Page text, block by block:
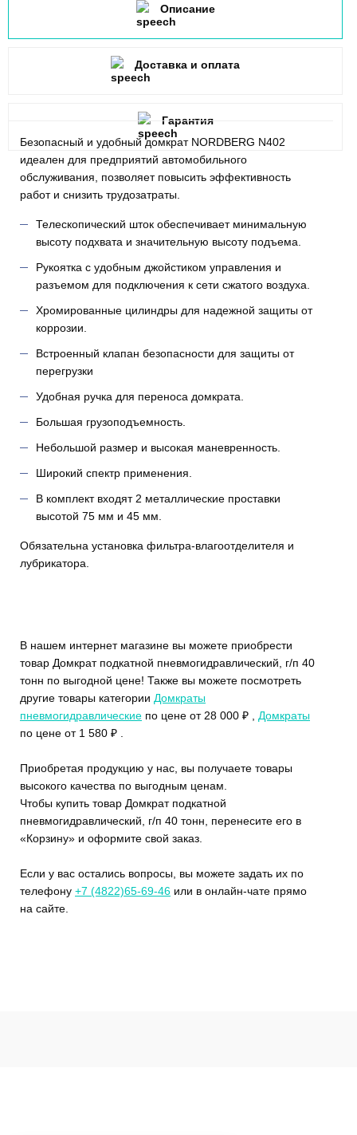
Описание
Безопасный и удобный домкрат NORDBERG N402
идеален для предприятий автомобильного
обслуживания, позволяет повысить эффективность
работ и снизить трудозатраты.
Телескопический шток обеспечивает минимальную
высоту подхвата и значительную высоту подъема.
Рукоятка с удобным джойстиком управления и
разъемом для подключения к сети сжатого воздуха.
Хромированные цилиндры для надежной защиты от
коррозии.
Встроенный клапан безопасности для защиты от
перегрузки
Удобная ручка для переноса домкрата.
Большая грузоподъемность.
Небольшой размер и высокая маневренность.
Широкий спектр применения.
В комплект входят 2 металлические проставки
высотой 75 мм и 45 мм.
Обязательна установка фильтра-влагоотделителя и
лубрикатора.
В нашем интернет магазине вы можете приобрести
товар Домкрат подкатной пневмогидравлический, г/п 40
тонн по выгодной цене! Также вы можете посмотреть
другие товары категории Домкраты
пневмогидравлические по цене от 28 000 ₽ , Домкраты
по цене от 1 580 ₽ .
Приобретая продукцию у нас, вы получаете товары
высокого качества по выгодным ценам.
Чтобы купить товар Домкрат подкатной
пневмогидравлический, г/п 40 тонн, перенесите его в
«Корзину» и оформите свой заказ.
Если у вас остались вопросы, вы можете задать их по
телефону +7 (4822)65-69-46 или в онлайн-чате прямо
на сайте.
Доставка и оплата
Гарантия